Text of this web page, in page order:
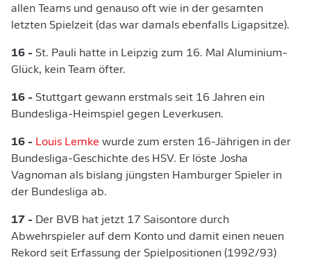
allen Teams und genauso oft wie in der gesamten
letzten Spielzeit (das war damals ebenfalls Ligapsitze).
16 - St. Pauli hatte in Leipzig zum 16. Mal Aluminium-
Glück, kein Team öfter.
16 - Stuttgart gewann erstmals seit 16 Jahren ein
Bundesliga-Heimspiel gegen Leverkusen.
16 - Louis Lemke wurde zum ersten 16-Jährigen in der
Bundesliga-Geschichte des HSV. Er löste Josha
Vagnoman als bislang jüngsten Hamburger Spieler in
der Bundesliga ab.
17 - Der BVB hat jetzt 17 Saisontore durch
Abwehrspieler auf dem Konto und damit einen neuen
Rekord seit Erfassung der Spielpositionen (1992/93)